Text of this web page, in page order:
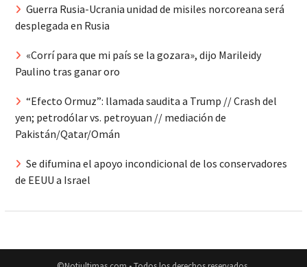
Guerra Rusia-Ucrania unidad de misiles norcoreana será
desplegada en Rusia
«Corrí para que mi país se la gozara», dijo Marileidy
Paulino tras ganar oro
“Efecto Ormuz”: llamada saudita a Trump // Crash del
yen; petrodólar vs. petroyuan // mediación de
Pakistán/Qatar/Omán
Se difumina el apoyo incondicional de los conservadores
de EEUU a Israel